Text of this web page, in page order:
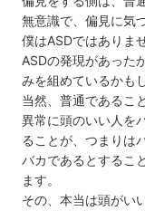
無意識で、偏見に気
僕はASDではありま
ASDの発現があった
みを組めているかも
当然、普通であるこ
異常に頭のいい人を
ることが、つまりは
バカであるとするこ
ます。
その、本当は頭がい